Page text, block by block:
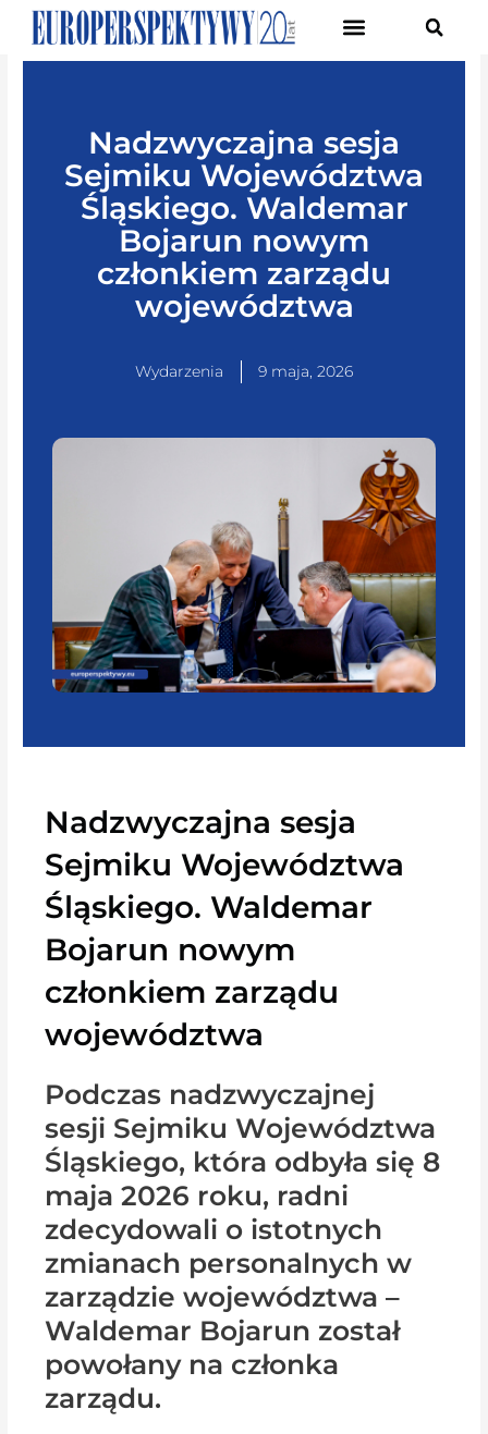
Nadzwyczajna sesja
Sejmiku Województwa
Śląskiego. Waldemar
Bojarun nowym
członkiem zarządu
województwa
Wydarzenia 9 maja, 2026
Nadzwyczajna sesja
Sejmiku Województwa
Śląskiego. Waldemar
Bojarun nowym
członkiem zarządu
województwa
Podczas nadzwyczajnej
sesji Sejmiku Województwa
Śląskiego, która odbyła się 8
maja 2026 roku, radni
zdecydowali o istotnych
zmianach personalnych w
zarządzie województwa –
Waldemar Bojarun został
powołany na członka
zarządu.